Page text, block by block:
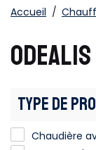
Accueil /
TYPE DE
Chaudière